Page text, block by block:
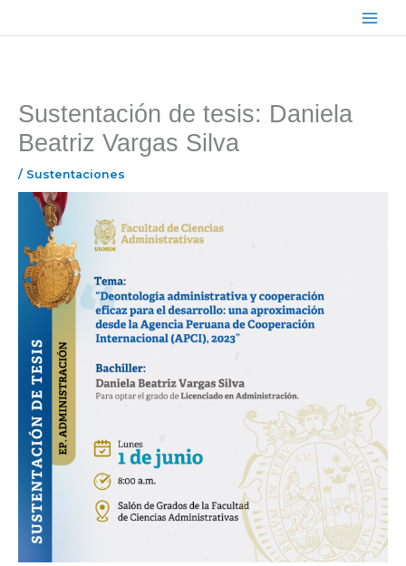
Main
Sustentación de tesis: Daniela
Beatriz Vargas Silva
/ Sustentaciones